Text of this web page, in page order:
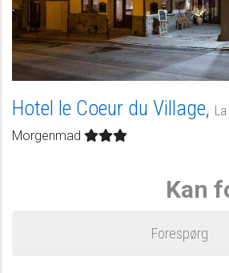
Hotel le Coeur du Village,
Morgenmad
Kan
Forespørg